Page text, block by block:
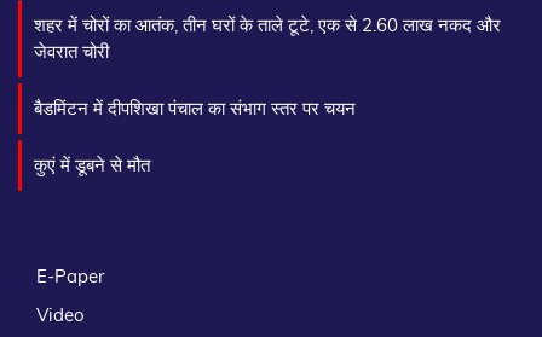
शहर में चोरों का आतंक, तीन घरों के ताले टूटे, एक से 2.60 लाख नकद और
जेवरात चोरी
बैडमिंटन में दीपशिखा पंचाल का संभाग स्तर पर चयन
कुएं में डूबने से मौत
E-Paper
Video